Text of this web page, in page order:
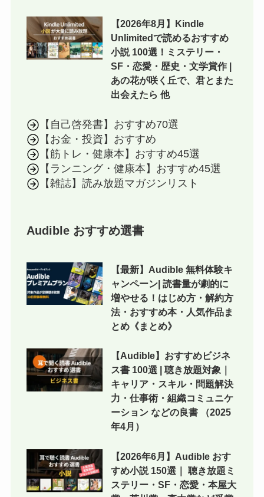
【2026年8月】Kindle
Unlimitedで読めるおすすめ
小説 100選！ミステリー・
SF・恋愛・歴史・文学賞作 |
あの花が咲く丘で、君とまた
出会えたら 他
【自己啓発書】おすすめ70選
【お金・投資】おすすめ
【筋トレ・健康本】おすすめ45選
【ランニング・健康本】おすすめ45選
【雑誌】読み放題マガジンリスト
Audible おすすめ選書
【最新】Audible 無料体験キ
ャンペーン| 読書量が劇的に
増やせる！はじめ方・解約方
法・おすすめ本・人気作品ま
とめ《まとめ》
【Audible】おすすめビジネ
ス書 100選 | 聴き放題対象｜
キャリア・スキル・問題解決
力・仕事術・組織コミュニケ
ーション などの良書 （2025
年4月）
【2026年6月】Audible おす
すめ小説 150選｜ 聴き放題ミ
ステリー・SF・恋愛・本屋大